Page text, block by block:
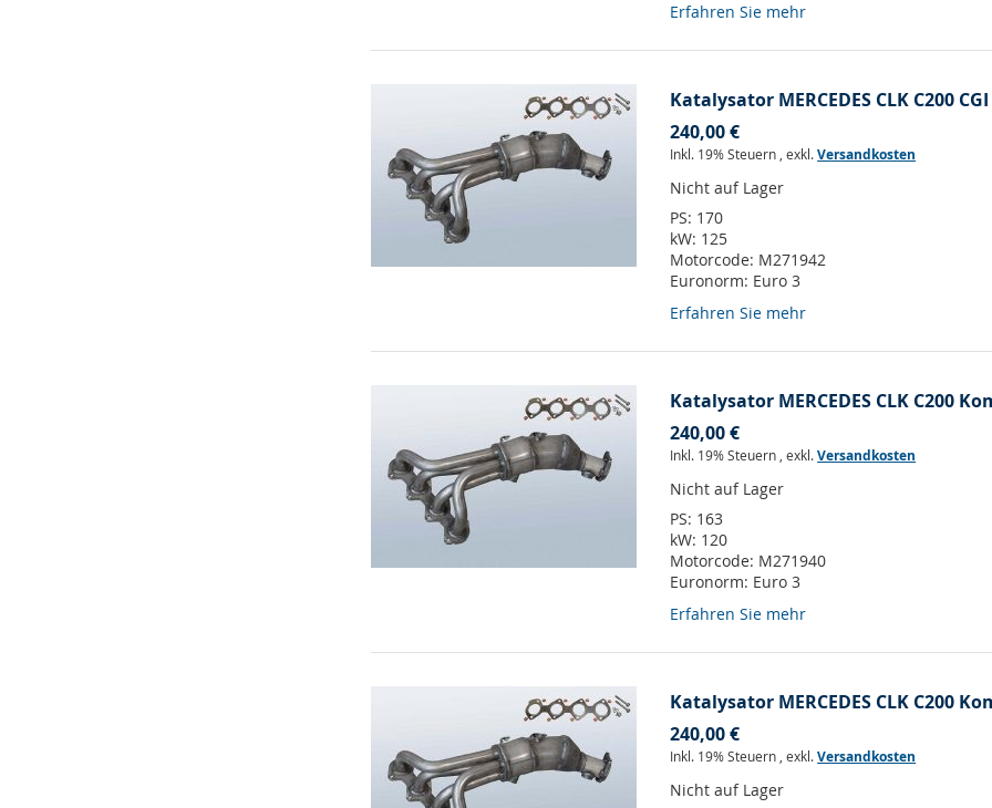
Erfahren Sie mehr
Katalysator MERCEDES CLK C200
240,00 €
Inkl. 19% Steuern ,exkl.Versandkosten
Nicht auf Lager
PS: 170
kW: 125
Motorcode: M271942
Euronorm: Euro 3
Erfahren Sie mehr
Katalysator MERCEDES CLK C200
240,00 €
Inkl. 19% Steuern ,exkl.Versandkosten
Nicht auf Lager
PS: 163
kW: 120
Motorcode: M271940
Euronorm: Euro 3
Erfahren Sie mehr
Katalysator MERCEDES CLK C200
240,00 €
Inkl. 19% Steuern ,exkl.Versandkosten
Nicht auf Lager